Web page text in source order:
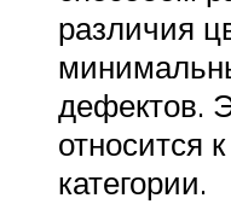
различия
дефектов.
относится
категории.